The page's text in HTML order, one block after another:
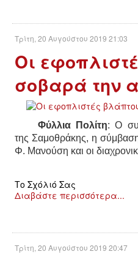
Τρίτη, 20 Αυγούστου 2019 21:03
Οι
σοβαρά την
Φύλλια Πολίτη: Ο
της Σαμοθράκης, η
Φ. Μανούση και οι
Το Σχόλιό Σας
Διαβάστε περισσότερα...
Τρίτη, 20 Αυγούστου 2019 20:47